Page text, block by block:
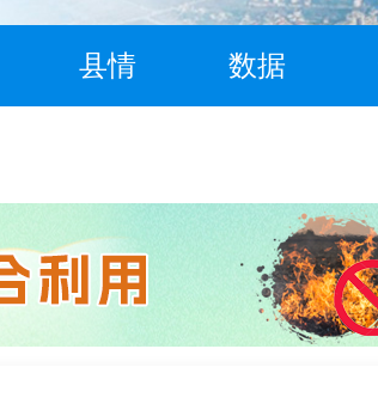
县情 数据